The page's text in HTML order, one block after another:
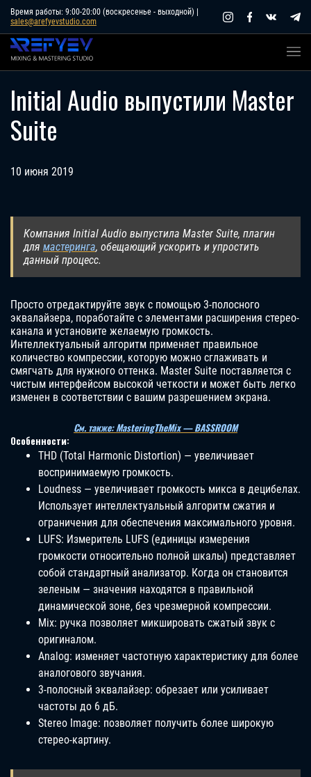
Skip
content
Время работы: 9:00-20:00 (воскресенье - выходной) |
sales@arefyevstudio.com
Initial Audio выпустили Master
Suite
10 июня 2019
Компания Initial Audio выпустила Master Suite, плагин
для мастеринга, обещающий ускорить и упростить
данный процесс.
Просто отредактируйте звук с помощью 3-полосного
эквалайзера, поработайте с элементами расширения стерео-
канала и установите желаемую громкость.
Интеллектуальный алгоритм применяет правильное
количество компрессии, которую можно сглаживать и
смягчать для нужного оттенка. Master Suite поставляется с
чистым интерфейсом высокой четкости и может быть легко
изменен в соответствии с вашим разрешением экрана.
См. также: MasteringTheMix — BASSROOM
Особенности:
THD (Total Harmonic Distortion) — увеличивает
воспринимаемую громкость.
Loudness — увеличивает громкость микса в децибелах.
Использует интеллектуальный алгоритм сжатия и
ограничения для обеспечения максимального уровня.
LUFS: Измеритель LUFS (единицы измерения
громкости относительно полной шкалы) представляет
собой стандартный анализатор. Когда он становится
зеленым — значения находятся в правильной
динамической зоне, без чрезмерной компрессии.
Mix: ручка позволяет микшировать сжатый звук с
оригиналом.
Analog: изменяет частотную характеристику для более
аналогового звучания.
3-полосный эквалайзер: обрезает или усиливает
частоты до 6 дБ.
Stereo Image: позволяет получить более широкую
стерео-картину.